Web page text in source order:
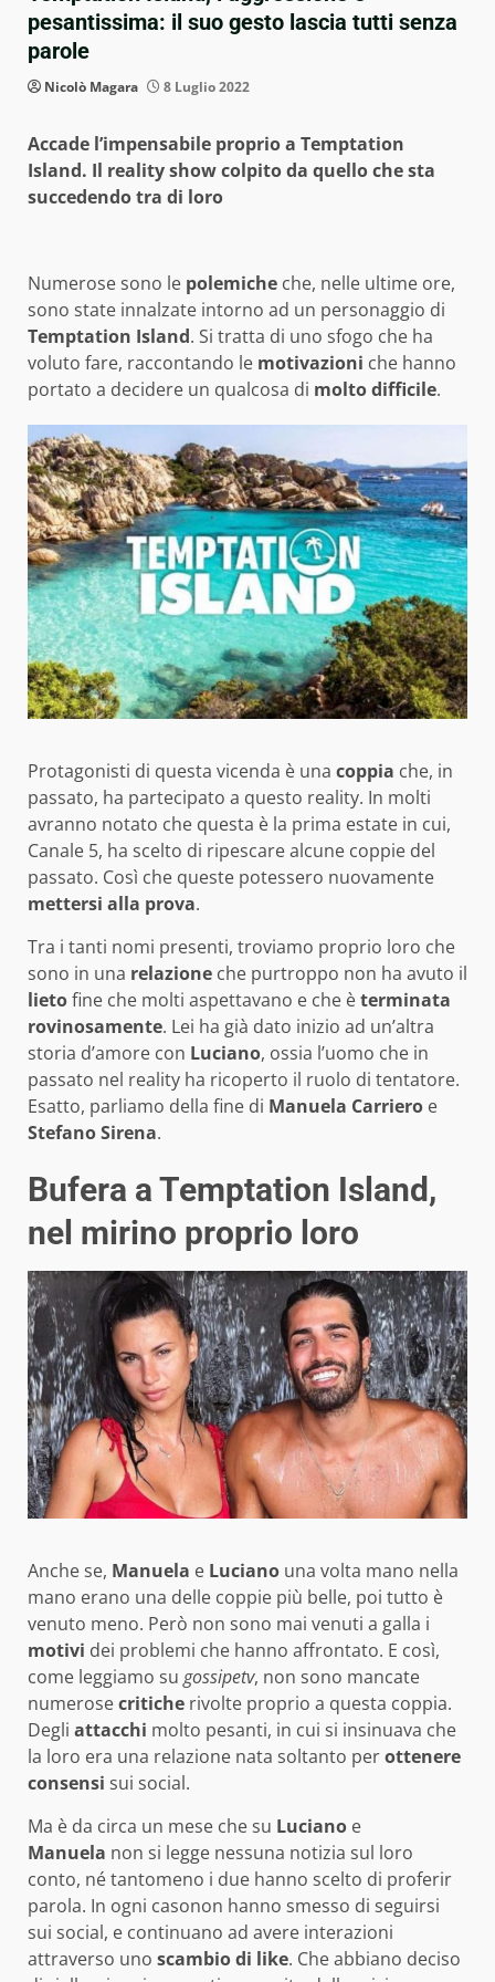
pesantissima: il suo gesto lascia tutti senza
parole
Nicolò Magara 8 Luglio 2022
Accade l’impensabile proprio a Temptation
Island. Il reality show colpito da quello che sta
succedendo tra di loro
Numerose sono le polemiche che, nelle ultime ore,
sono state innalzate intorno ad un personaggio di
Temptation Island. Si tratta di uno sfogo che ha
voluto fare, raccontando le motivazioni che hanno
portato a decidere un qualcosa di molto difficile.
Protagonisti di questa vicenda è una coppia che, in
passato, ha partecipato a questo reality. In molti
avranno notato che questa è la prima estate in cui,
Canale 5, ha scelto di ripescare alcune coppie del
passato. Così che queste potessero nuovamente
mettersi alla prova.
Tra i tanti nomi presenti, troviamo proprio loro che
sono in una relazione che purtroppo non ha avuto il
lietofine che molti aspettavano e che èterminata
rovinosamente. Lei ha già dato inizio ad un’altra
storia d’amore con Luciano, ossia l’uomo che in
passato nel reality ha ricoperto il ruolo di tentatore.
Esatto, parliamo della fine di Manuela Carriero e
Stefano Sirena.
Bufera a Temptation Island,
nel mirino proprio loro
Anche se, Manuela e Luciano una volta mano nella
mano erano una delle coppie più belle, poi tutto è
venuto meno. Però non sono mai venuti a galla i
motivi dei problemi che hanno affrontato. E così,
come leggiamo su gossipetv, non sono mancate
numerosecritiche rivolte proprio a questa coppia.
Degli attacchi molto pesanti, in cui si insinuava che
la loro era una relazione nata soltanto perottenere
consensi sui social.
Ma è da circa un mese che su Luciano e
Manuela non si legge nessuna notizia sul loro
conto, né tantomeno i due hanno scelto di proferir
parola. In ogni casonon hanno smesso di seguirsi
sui social, e continuano ad avere interazioni
attraverso uno scambio di like. Che abbiano deciso